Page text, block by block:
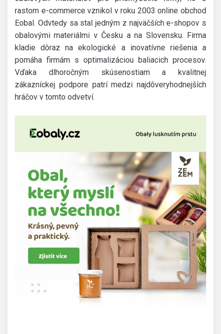
rastom e-commerce vznikol v roku 2003 online obchod
Eobal. Odvtedy sa stal jedným z najväčších e-shopov s
obalovými materiálmi v Česku a na Slovensku. Firma
kladie dôraz na ekologické a inovatívne riešenia a
pomáha firmám s optimalizáciou baliacich procesov.
Vďaka dlhoročným skúsenostiam a kvalitnej
zákazníckej podpore patrí medzi najdôveryhodnejších
hráčov v tomto odvetví.